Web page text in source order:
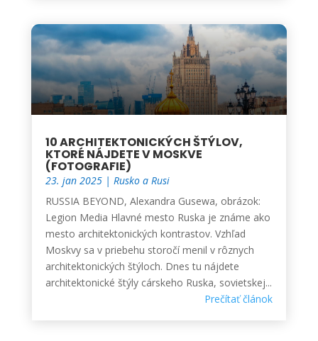
10 ARCHITEKTONICKÝCH ŠTÝLOV,
KTORÉ NÁJDETE V MOSKVE
(FOTOGRAFIE)
23. jan 2025| Rusko a Rusi
RUSSIA BEYOND, Alexandra Gusewa, obrázok:
Legion Media Hlavné mesto Ruska je známe ako
mesto architektonických kontrastov. Vzhľad
Moskvy sa v priebehu storočí menil v rôznych
architektonických štýloch. Dnes tu nájdete
architektonické štýly cárskeho Ruska, sovietskej...
Prečítať článok